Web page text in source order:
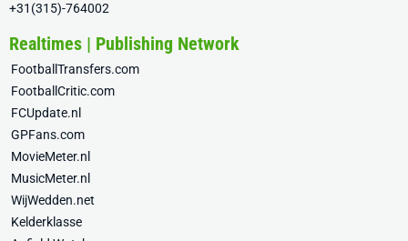
+31(315)-764002
Realtimes | Publishing Network
FootballTransfers.com
FootballCritic.com
FCUpdate.nl
GPFans.com
MovieMeter.nl
MusicMeter.nl
WijWedden.net
Kelderklasse